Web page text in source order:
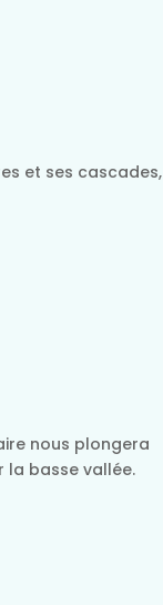
et ses cascades,
nous plongera
la basse vallée.